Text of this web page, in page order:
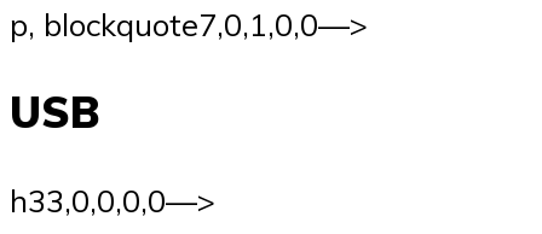
p, blockquote7,0,1,0,0—>
USB
h33,0,0,0,0—>